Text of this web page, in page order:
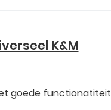
K&M
goede functionatiteit